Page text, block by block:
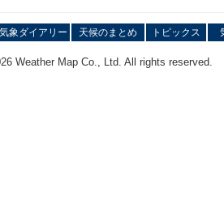
気象ダイアリー 天候のまとめ トピックス
Weather Map Co., Ltd. All rights reserved.